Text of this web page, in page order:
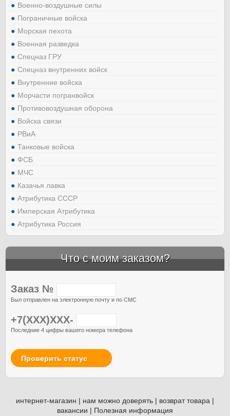
Военно-воздушные силы
Пограничные войска
Морская пехота
Военная разведка
Спецназ ГРУ
Спецназ внутренних войск
Внутренние войска
Морчасти погранвойск
Противовоздушная оборона
Войска связи
РВиА
Танковые войска
ФСБ
МЧС
Казачья лавка
Атрибутика СССР
Имперская Атрибутика
Атрибутика Россия
Что с моим заказом?
Заказ №
Был отправлен на электронную почту и по СМС
+7(XXX)XXX-
Последние 4 цифры вашего номера телефона
Проверить статус
интернет-магазин | нам можно доверять | возврат товара |
вакансии | Полезная информация